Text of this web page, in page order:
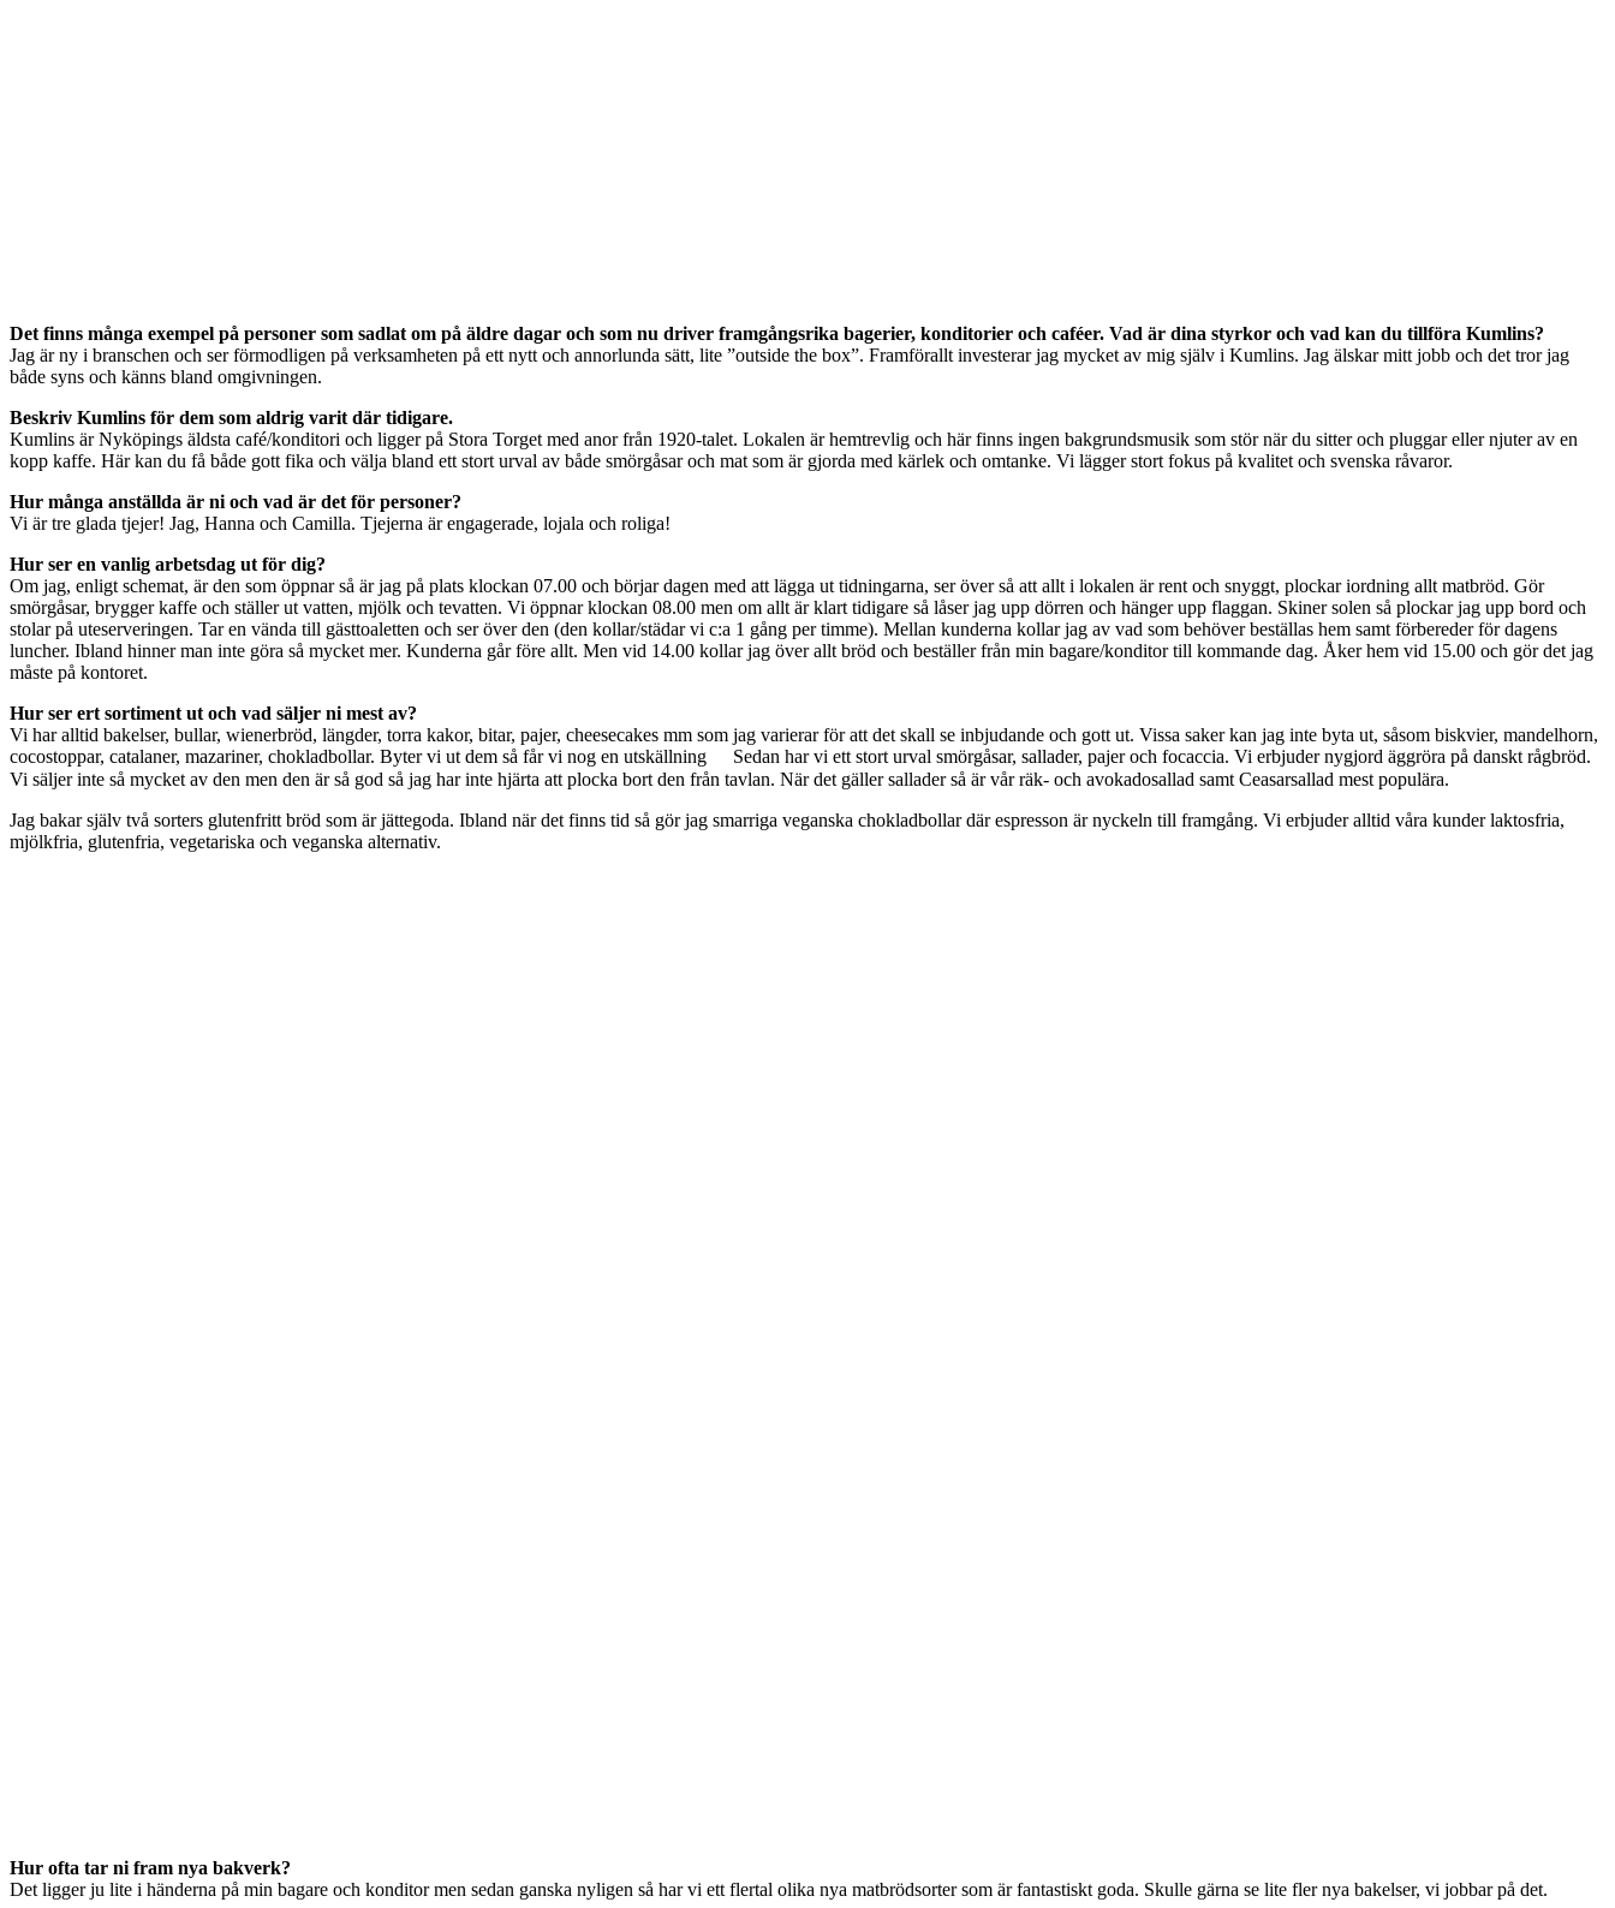
Det finns många exempel på personer som sadlat om på äldre dagar och som nu driver framgångsrika bagerier, konditorier och caféer. Vad är dina styrkor och vad kan du tillföra Kumlins?
Jag är ny i branschen och ser förmodligen på verksamheten på ett nytt och annorlunda sätt, lite ”outside the box”. Framförallt investerar jag mycket av mig själv i Kumlins. Jag älskar mitt jobb och det tror jag
både syns och känns bland omgivningen.
Beskriv Kumlins för dem som aldrig varit där tidigare.
Kumlins är Nyköpings äldsta café/konditori och ligger på Stora Torget med anor från 1920-talet. Lokalen är hemtrevlig och här finns ingen bakgrundsmusik som stör när du sitter och pluggar eller njuter av en
kopp kaffe. Här kan du få både gott fika och välja bland ett stort urval av både smörgåsar och mat som är gjorda med kärlek och omtanke. Vi lägger stort fokus på kvalitet och svenska råvaror.
Hur många anställda är ni och vad är det för personer?
Vi är tre glada tjejer! Jag, Hanna och Camilla. Tjejerna är engagerade, lojala och roliga!
Hur ser en vanlig arbetsdag ut för dig?
Om jag, enligt schemat, är den som öppnar så är jag på plats klockan 07.00 och börjar dagen med att lägga ut tidningarna, ser över så att allt i lokalen är rent och snyggt, plockar iordning allt matbröd. Gör
smörgåsar, brygger kaffe och ställer ut vatten, mjölk och tevatten. Vi öppnar klockan 08.00 men om allt är klart tidigare så låser jag upp dörren och hänger upp flaggan. Skiner solen så plockar jag upp bord och
stolar på uteserveringen. Tar en vända till gästtoaletten och ser över den (den kollar/städar vi c:a 1 gång per timme). Mellan kunderna kollar jag av vad som behöver beställas hem samt förbereder för dagens
luncher. Ibland hinner man inte göra så mycket mer. Kunderna går före allt. Men vid 14.00 kollar jag över allt bröd och beställer från min bagare/konditor till kommande dag. Åker hem vid 15.00 och gör det jag
måste på kontoret.
Hur ser ert sortiment ut och vad säljer ni mest av?
Vi har alltid bakelser, bullar, wienerbröd, längder, torra kakor, bitar, pajer, cheesecakes mm som jag varierar för att det skall se inbjudande och gott ut. Vissa saker kan jag inte byta ut, såsom biskvier, mandelhorn,
cocostoppar, catalaner, mazariner, chokladbollar. Byter vi ut dem så får vi nog en utskällning
Sedan har vi ett stort urval smörgåsar, sallader, pajer och focaccia. Vi erbjuder nygjord äggröra på danskt rågbröd.
Vi säljer inte så mycket av den men den är så god så jag har inte hjärta att plocka bort den från tavlan. När det gäller sallader så är vår räk- och avokadosallad samt Ceasarsallad mest populära.
Jag bakar själv två sorters glutenfritt bröd som är jättegoda. Ibland när det finns tid så gör jag smarriga veganska chokladbollar där espresson är nyckeln till framgång. Vi erbjuder alltid våra kunder laktosfria,
mjölkfria, glutenfria, vegetariska och veganska alternativ.
Hur ofta tar ni fram nya bakverk?
Det ligger ju lite i händerna på min bagare och konditor men sedan ganska nyligen så har vi ett flertal olika nya matbrödsorter som är fantastiskt goda. Skulle gärna se lite fler nya bakelser, vi jobbar på det.